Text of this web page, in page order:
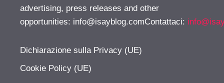
advertising, press releases and other
opportunities: info@isayblog.comContattaci:
Dichiarazione sulla Privacy (UE)
Cookie Policy (UE)